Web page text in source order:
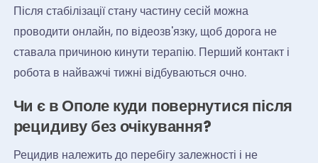
Після стабілізації стану частину сесій можна
проводити онлайн, по відеозв'язку, щоб дорога не
ставала причиною кинути терапію. Перший контакт і
робота в найважчі тижні відбуваються очно.
Чи є в Ополе куди повернутися після
рецидиву без очікування?
Рецидив належить до перебігу залежності і не